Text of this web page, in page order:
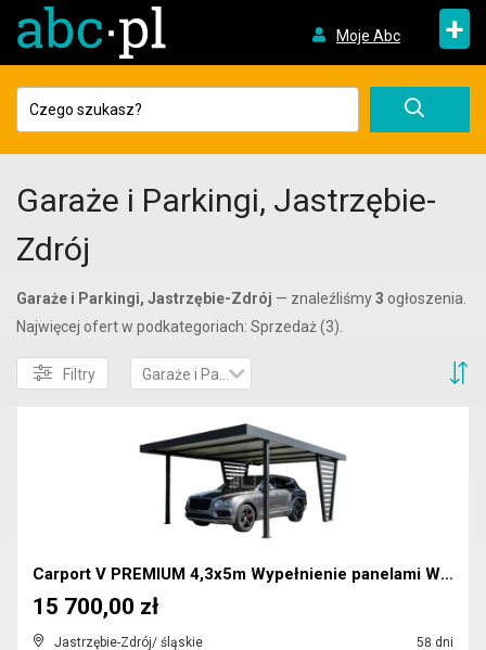
Moje Abc +
Garaże i Parkingi, Jastrzębie-
Zdrój
Garaże i Parkingi, Jastrzębie-Zdrój — znaleźliśmy3 ogłoszenia.
Najwięcej ofert w podkategoriach: Sprzedaż (3).
Filtry Garaże i Parkingi
Carport V PREMIUM 4,3x5m Wypełnienie panelami Wiat...
Jastrzębie-Zdrój/ śląskie 58 dni
15 700,00 zł